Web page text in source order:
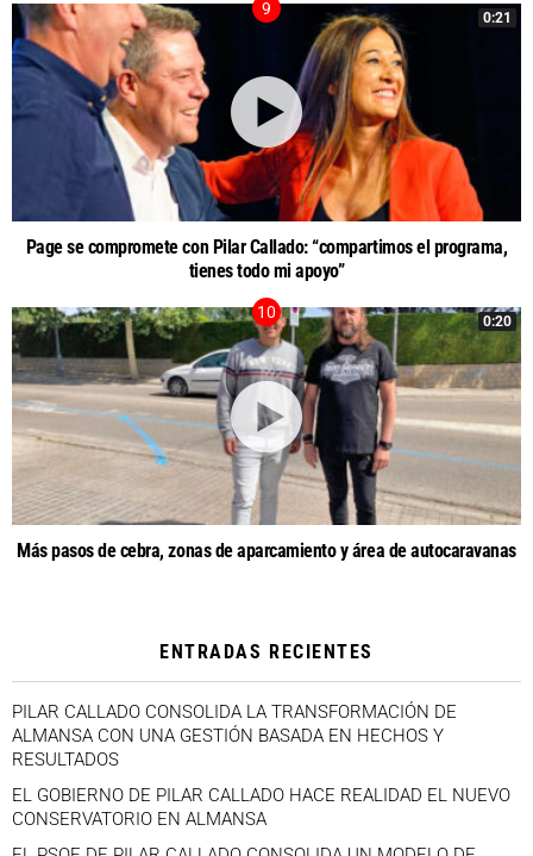
0:21
Page se compromete con Pilar Callado: “compartimos el programa,
tienes todo mi apoyo”
0:20
Más pasos de cebra, zonas de aparcamiento y área de autocaravanas
ENTRADAS RECIENTES
PILAR CALLADO CONSOLIDA LA TRANSFORMACIÓN DE
ALMANSA CON UNA GESTIÓN BASADA EN HECHOS Y
RESULTADOS
EL GOBIERNO DE PILAR CALLADO HACE REALIDAD EL NUEVO
CONSERVATORIO EN ALMANSA